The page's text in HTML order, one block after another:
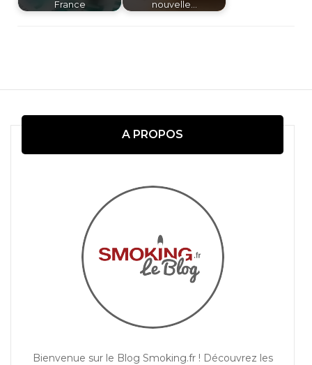
France nouvelle…
A PROPOS
Bienvenue sur le Blog Smoking.fr ! Découvrez les